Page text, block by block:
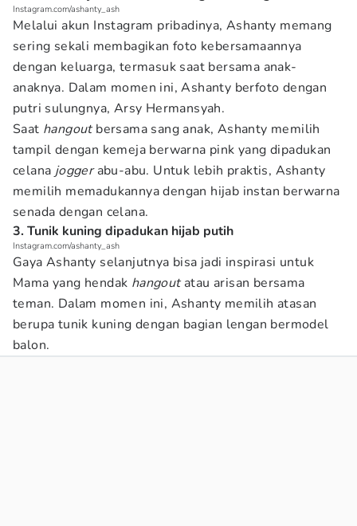
Instagram.com/ashanty_ash
Melalui akun Instagram pribadinya, Ashanty memang
sering sekali membagikan foto kebersamaannya
dengan keluarga, termasuk saat bersama anak-
anaknya. Dalam momen ini, Ashanty berfoto dengan
putri sulungnya, Arsy Hermansyah.
Saat hangoutbersama sang anak, Ashanty memilih
tampil dengan kemeja berwarna pink yang dipadukan
celana joggerabu-abu. Untuk lebih praktis, Ashanty
memilih memadukannya dengan hijab instan berwarna
senada dengan celana.
3. Tunik kuning dipadukan hijab putih
Instagram.com/ashanty_ash
Gaya Ashanty selanjutnya bisa jadi inspirasi untuk
Mama yang hendak hangoutatau arisan bersama
teman. Dalam momen ini, Ashanty memilih atasan
berupa tunik kuning dengan bagian lengan bermodel
balon.